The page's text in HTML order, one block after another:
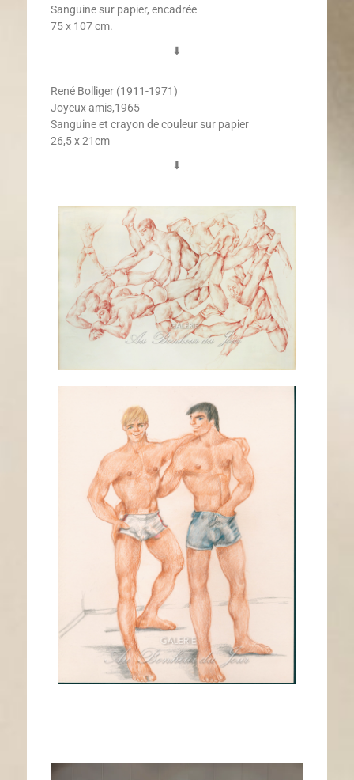
Sanguine sur papier, encadrée
75 x 107 cm.
⬇︎
René Bolliger (1911-1971)
Joyeux amis,1965
Sanguine et crayon de couleur sur papier
26,5 x 21cm
⬇︎